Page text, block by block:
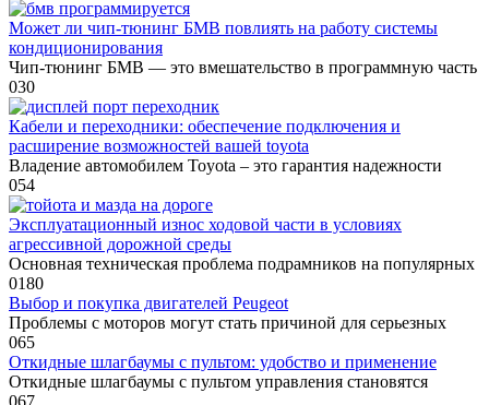
Может ли чип-тюнинг БМВ повлиять на работу системы
кондиционирования
Чип-тюнинг БМВ — это вмешательство в программную часть
030
Кабели и переходники: обеспечение подключения и
расширение возможностей вашей toyota
Владение автомобилем Toyota – это гарантия надежности
054
Эксплуатационный износ ходовой части в условиях
агрессивной дорожной среды
Основная техническая проблема подрамников на популярных
0180
Выбор и покупка двигателей Peugeot
Проблемы с моторов могут стать причиной для серьезных
065
Откидные шлагбаумы с пультом: удобство и применение
Откидные шлагбаумы с пультом управления становятся